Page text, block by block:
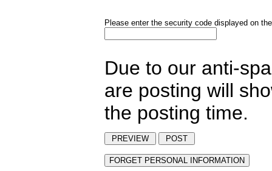
Please enter the security code displayed on
Due to our anti-
are posting will
the posting time.